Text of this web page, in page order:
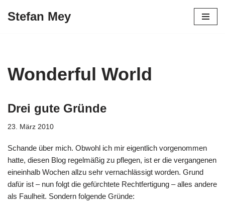
Stefan Mey
Wonderful World
Drei gute Gründe
23. März 2010
Schande über mich. Obwohl ich mir eigentlich vorgenommen
hatte, diesen Blog regelmäßig zu pflegen, ist er die vergangenen
eineinhalb Wochen allzu sehr vernachlässigt worden. Grund
dafür ist – nun folgt die gefürchtete Rechtfertigung – alles andere
als Faulheit. Sondern folgende Gründe: